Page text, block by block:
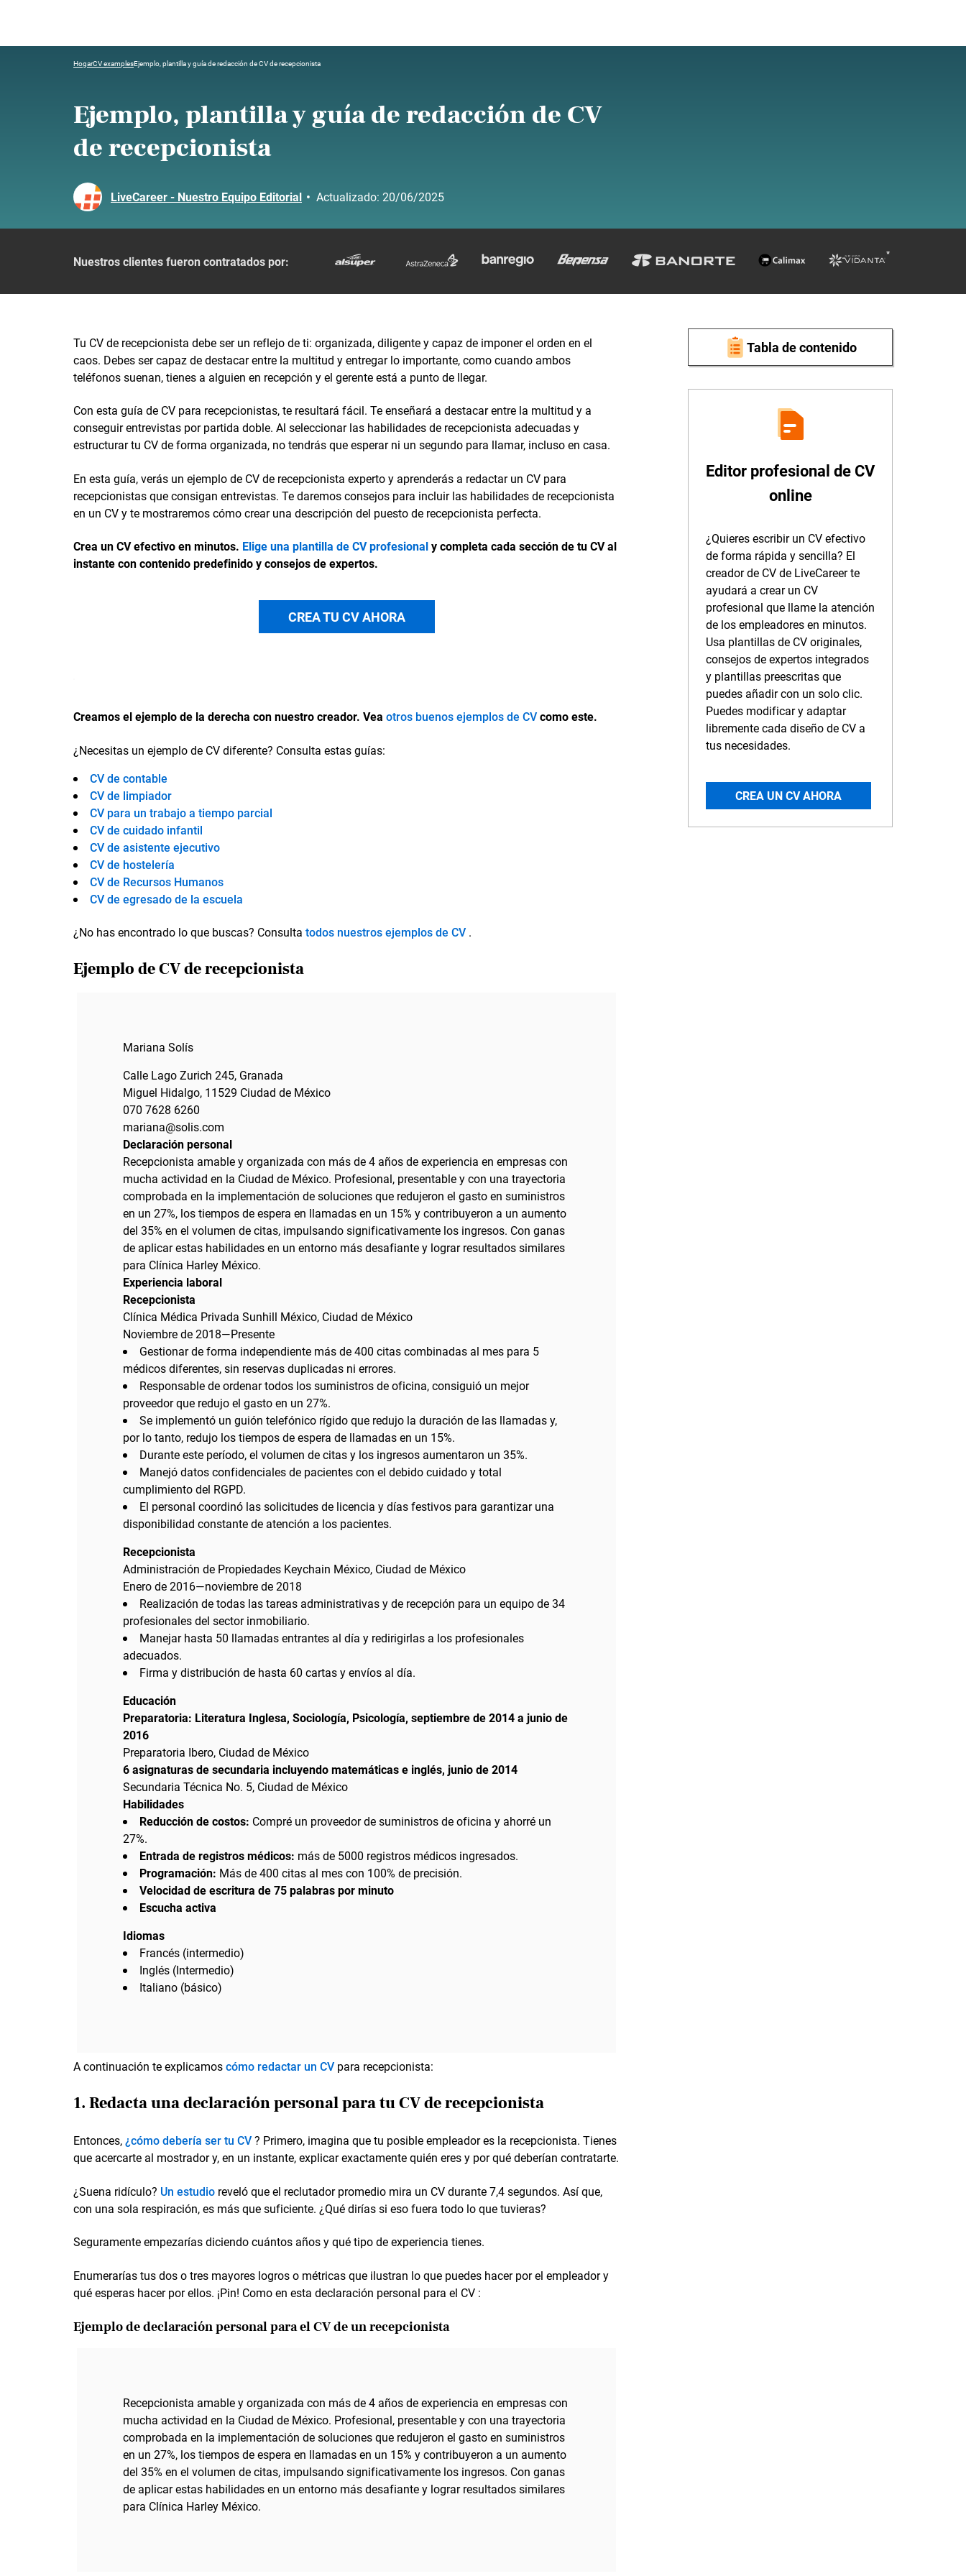
HogarCV examplesEjemplo, plantilla y guía de redacción de CV de recepcionista
Ejemplo, plantilla y guía de redacción de CV
de recepcionista
LiveCareer - Nuestro Equipo Editorial • Actualizado: 20/06/2025
Nuestros clientes fueron contratados por:
Tabla de contenido
Editor profesional de CV
online
¿Quieres escribir un CV efectivo
de forma rápida y sencilla? El
creador de CV de LiveCareer te
ayudará a crear un CV
profesional que llame la atención
de los empleadores en minutos.
Usa plantillas de CV originales,
consejos de expertos integrados
y plantillas preescritas que
puedes añadir con un solo clic.
Puedes modificar y adaptar
libremente cada diseño de CV a
tus necesidades.
CREA UN CV AHORA
Tu CV de recepcionista debe ser un reflejo de ti: organizada, diligente y capaz de imponer el orden en el
caos. Debes ser capaz de destacar entre la multitud y entregar lo importante, como cuando ambos
teléfonos suenan, tienes a alguien en recepción y el gerente está a punto de llegar.
Con esta guía de CV para recepcionistas, te resultará fácil. Te enseñará a destacar entre la multitud y a
conseguir entrevistas por partida doble. Al seleccionar las habilidades de recepcionista adecuadas y
estructurar tu CV de forma organizada, no tendrás que esperar ni un segundo para llamar, incluso en casa.
En esta guía, verás un ejemplo de CV de recepcionista experto y aprenderás a redactar un CV para
recepcionistas que consigan entrevistas. Te daremos consejos para incluir las habilidades de recepcionista
en un CV y te mostraremos cómo crear una descripción del puesto de recepcionista perfecta.
Crea un CV efectivo en minutos. Elige una plantilla de CV profesionaly completa cada sección de tu CV al
instante con contenido predefinido y consejos de expertos.
CREA TU CV AHORA
Creamos el ejemplo de la derecha con nuestro creador. Vea otros buenos ejemplos de CVcomo este.
¿Necesitas un ejemplo de CV diferente? Consulta estas guías:
CV de contable
CV de limpiador
CV para un trabajo a tiempo parcial
CV de cuidado infantil
CV de asistente ejecutivo
CV de hostelería
CV de Recursos Humanos
CV de egresado de la escuela
¿No has encontrado lo que buscas? Consulta todos nuestros ejemplos de CV .
Ejemplo de CV de recepcionista
Mariana Solís
Calle Lago Zurich 245, Granada
Miguel Hidalgo, 11529 Ciudad de México
070 7628 6260
mariana@solis.com
Declaración personal
Recepcionista amable y organizada con más de 4 años de experiencia en empresas con
mucha actividad en la Ciudad de México. Profesional, presentable y con una trayectoria
comprobada en la implementación de soluciones que redujeron el gasto en suministros
en un 27%, los tiempos de espera en llamadas en un 15% y contribuyeron a un aumento
del 35% en el volumen de citas, impulsando significativamente los ingresos. Con ganas
de aplicar estas habilidades en un entorno más desafiante y lograr resultados similares
para Clínica Harley México.
Experiencia laboral
Recepcionista
Clínica Médica Privada Sunhill México, Ciudad de México
Noviembre de 2018—Presente
Gestionar de forma independiente más de 400 citas combinadas al mes para 5
médicos diferentes, sin reservas duplicadas ni errores.
Responsable de ordenar todos los suministros de oficina, consiguió un mejor
proveedor que redujo el gasto en un 27%.
Se implementó un guión telefónico rígido que redujo la duración de las llamadas y,
por lo tanto, redujo los tiempos de espera de llamadas en un 15%.
Durante este período, el volumen de citas y los ingresos aumentaron un 35%.
Manejó datos confidenciales de pacientes con el debido cuidado y total
cumplimiento del RGPD.
El personal coordinó las solicitudes de licencia y días festivos para garantizar una
disponibilidad constante de atención a los pacientes.
Recepcionista
Administración de Propiedades Keychain México, Ciudad de México
Enero de 2016—noviembre de 2018
Realización de todas las tareas administrativas y de recepción para un equipo de 34
profesionales del sector inmobiliario.
Manejar hasta 50 llamadas entrantes al día y redirigirlas a los profesionales
adecuados.
Firma y distribución de hasta 60 cartas y envíos al día.
Educación
Preparatoria: Literatura Inglesa, Sociología, Psicología, septiembre de 2014 a junio de
2016
Preparatoria Ibero, Ciudad de México
6 asignaturas de secundaria incluyendo matemáticas e inglés, junio de 2014
Secundaria Técnica No. 5, Ciudad de México
Habilidades
Reducción de costos: Compré un proveedor de suministros de oficina y ahorré un
27%.
Entrada de registros médicos: más de 5000 registros médicos ingresados.
Programación: Más de 400 citas al mes con 100% de precisión.
Velocidad de escritura de 75 palabras por minuto
Escucha activa
Idiomas
Francés (intermedio)
Inglés (Intermedio)
Italiano (básico)
A continuación te explicamoscómo redactar un CV para recepcionista:
1. Redacta una declaración personal para tu CV de recepcionista
Entonces,¿cómo debería ser tu CV? Primero, imagina que tu posible empleador es la recepcionista. Tienes
que acercarte al mostrador y, en un instante, explicar exactamente quién eres y por qué deberían contratarte.
¿Suena ridículo? Un estudio reveló que el reclutador promedio mira un CV durante 7,4 segundos. Así que,
con una sola respiración, es más que suficiente. ¿Qué dirías si eso fuera todo lo que tuvieras?
Seguramente empezarías diciendo cuántos años y qué tipo de experiencia tienes.
Enumerarías tus dos o tres mayores logros o métricas que ilustran lo que puedes hacer por el empleador y
qué esperas hacer por ellos. ¡Pin! Como en esta declaración personal para el CV :
Ejemplo de declaración personal para el CV de un recepcionista
Recepcionista amable y organizada con más de 4 años de experiencia en empresas con
mucha actividad en la Ciudad de México. Profesional, presentable y con una trayectoria
comprobada en la implementación de soluciones que redujeron el gasto en suministros
en un 27%, los tiempos de espera en llamadas en un 15% y contribuyeron a un aumento
del 35% en el volumen de citas, impulsando significativamente los ingresos. Con ganas
de aplicar estas habilidades en un entorno más desafiante y lograr resultados similares
para Clínica Harley México.